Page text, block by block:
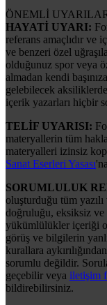
ÖNEMLİ
HAYATİ UYARI:
referans amaçlıdır ve
ve benzeri özel
olduğunuz spor veya
almadan kendi
gelebilecek
içerik yazarları hiçbir
TELİF UYARISI:
materyallerin tüm
materyalleri izinsiz
Sanat Eserleri Yasası
SORUMLULUK
oluşturduğu tüm
doğruluğu, eksiksiz ve
yükümlülükler içeriği
görüş ve bilgilerin
kurallara
sorumlu değildir.
geçebilir veya iletişim
bildirebilirsiniz.